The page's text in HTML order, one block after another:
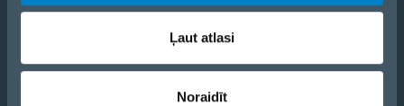
Ļaut atlasi
Noraidīt
Katalogs